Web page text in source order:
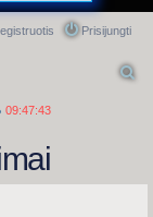
Prisijungti
09:47:44